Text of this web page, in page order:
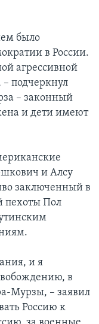
было
в России.
агрессивной
подчеркнул
– законный
и дети имеют
и Алсу
заключенный в
пехоты Пол
и я
в
Мурзы, – заявил
Россию к